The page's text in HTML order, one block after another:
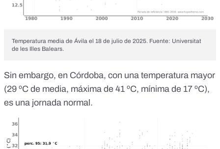
Temperatura media de Ávila el 18 de julio de 2025. Fuente: Universitat
de les Illes Balears.
Sin embargo, en Córdoba, con una temperatura mayor
(29 ºC de media, máxima de 41 ºC, mínima de 17 ºC),
es una jornada normal.